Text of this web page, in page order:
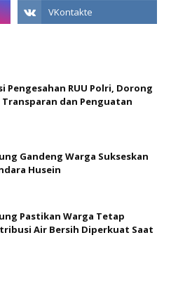
Pengesahan RUU Polri, Dorong
dan Penguatan
Gandeng Warga Sukseskan
Husein
Pastikan Warga Tetap
Air Bersih Diperkuat Saat